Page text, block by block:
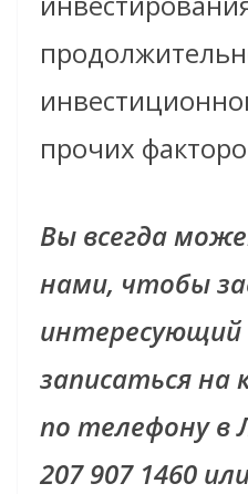
прочих
Вы всегда
нами, чтобы
интересующий
записаться на
по телефону в
207 907 1460